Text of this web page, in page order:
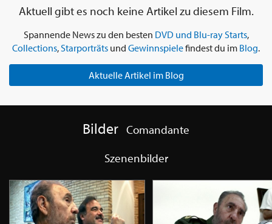
Aktuell gibt es noch keine Artikel zu diesem Film.
Spannende News zu den besten DVD und Blu-ray Starts,
Collections,Starporträts und Gewinnspielefindest du im Blog.
Aktuelle Artikel im Blog
Bilder Comandante
Szenenbilder